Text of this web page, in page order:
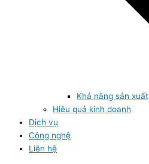
Khả năng sản xuất
Hiệu quả kinh doanh
Dịch vụ
Công nghệ
Liên hệ